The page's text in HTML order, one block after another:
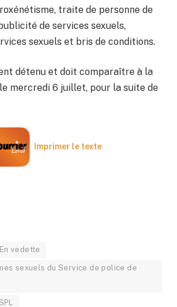
traite de personne de
de services sexuels,
sexuels et bris de conditions.
détenu et doit comparaître à la
mercredi 6 juillet, pour la suite de
Imprimer le texte
En vedette
sexuels du Service de police de
SPL